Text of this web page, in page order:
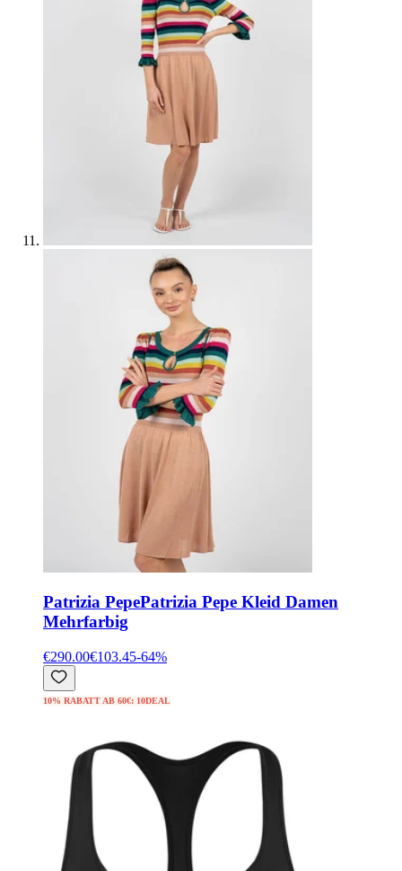
Patrizia PepePatrizia Pepe Kleid Damen
Mehrfarbig
€290.00€103.45-64%
10% RABATT AB 60€: 10DEAL